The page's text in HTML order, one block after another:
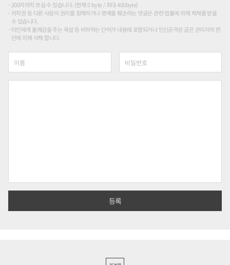
200자까지 쓰실 수 있습니다. (현재 0 byte / 최대 400byte)
저작권 등 다른 사람의 권리를 침해하거나 명예를 훼손하는 댓글은 관련 법률에 의해 제재를 받을
수 있습니다.
타인에게 불쾌감을 주는 욕설 등 비하하는 단어가 내용에 포함되거나 인신공격성 글은 관리자의 판
단에 의해 삭제 합니다.